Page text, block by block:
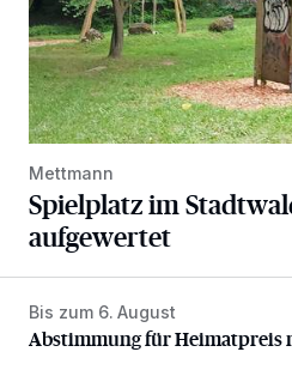
Mettmann
Spielplatz im
aufgewertet
Abstimmung für Heimatpreis
Bis zum 6. August
Abstimmung für Heimatpreis